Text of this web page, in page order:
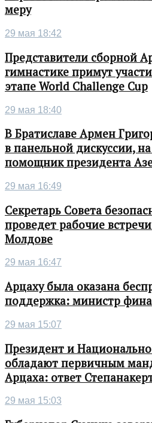
меру
29 мая 18:42
Представители сборной
гимнастике примут
этапе World Challenge Cup
29 мая 18:40
В Братиславе Армен
в панельной дискуссии,
помощник президента
29 мая 16:49
Секретарь Совета
проведет рабочие
Молдове
29 мая 16:47
Арцаху была оказана
поддержка: министр
29 мая 15:07
Президент и
обладают первичным
Арцаха: ответ
29 мая 15:03